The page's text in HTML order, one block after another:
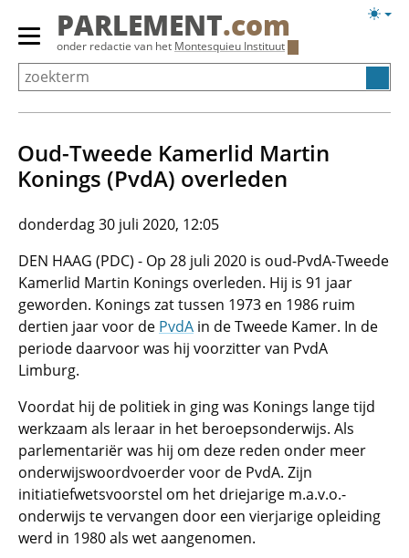
Overslaan
Primair
menu
tonen/verbergen
PARLEMENT.com
onder redactie van het Montesquieu Instituut
Oud-Tweede Kamerlid Martin
Konings (PvdA) overleden
donderdag 30 juli 2020, 12:05
DEN HAAG (PDC) - Op 28 juli 2020 is oud-PvdA-Tweede
Kamerlid Martin Konings overleden. Hij is 91 jaar
geworden. Konings zat tussen 1973 en 1986 ruim
dertien jaar voor de PvdA in de Tweede Kamer. In de
periode daarvoor was hij voorzitter van PvdA
Limburg.
Voordat hij de politiek in ging was Konings lange tijd
werkzaam als leraar in het beroepsonderwijs. Als
parlementariër was hij om deze reden onder meer
onderwijswoordvoerder voor de PvdA. Zijn
initiatiefwetsvoorstel om het driejarige m.a.v.o.-
onderwijs te vervangen door een vierjarige opleiding
werd in 1980 als wet aangenomen.